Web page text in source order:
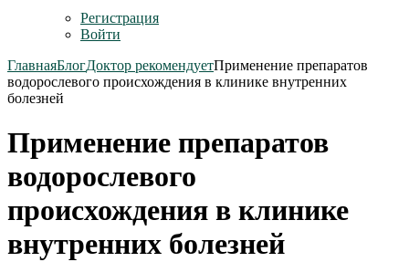
Регистрация
Войти
ГлавнаяБлогДоктор рекомендуетПрименение препаратов
водорослевого происхождения в клинике внутренних
болезней
Применение препаратов
водорослевого
происхождения в клинике
внутренних болезней